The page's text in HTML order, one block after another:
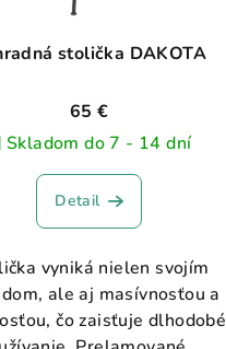
stolička DAKOTA
65 €
do 7 - 14 dní
Detail
vyniká nielen svojím
ale aj masívnosťou a
čo zaisťuje dlhodobé